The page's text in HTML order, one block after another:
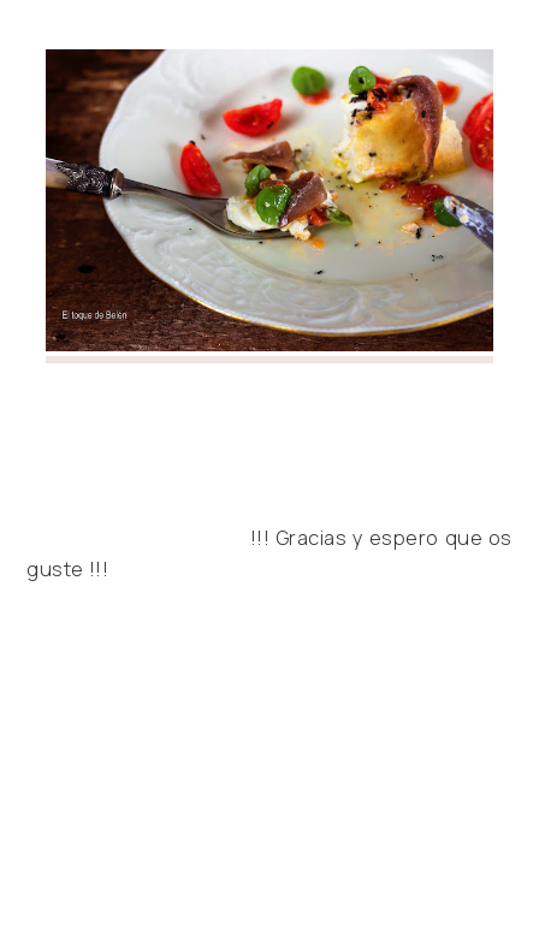
!!! Gracias y espero que os
guste !!!